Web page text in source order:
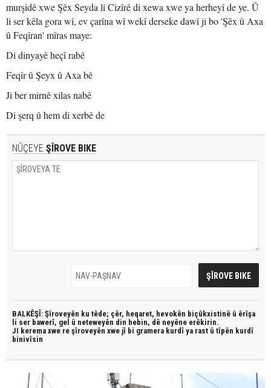
murşidê xwe Şêx Seyda li Cizîrê di xewa xwe ya herheyî de ye. Û
li ser kêla gora wî, ev çarîna wî wekî derseke dawî ji bo 'Şêx û Axa
û Feqîran' mîras maye:
Di dinyayê heçî rabê
Feqîr û Şeyx û Axa bê
Ji ber mirnê xilas nabê
Di şerq û hem di xerbê de
NÛÇEYE ŞÎROVE BIKE
BALKÊŞÎ: Şîroveyên ku têde; çêr, heqaret, hevokên biçûkxistinê û êrîşa
li ser bawerî, gel û neteweyên din hebin, dê neyêne erêkirin.
JI kerema xwe re şîroveyên xwe jî bi gramera kurdî ya rast û tîpên kurdî
binivîsin